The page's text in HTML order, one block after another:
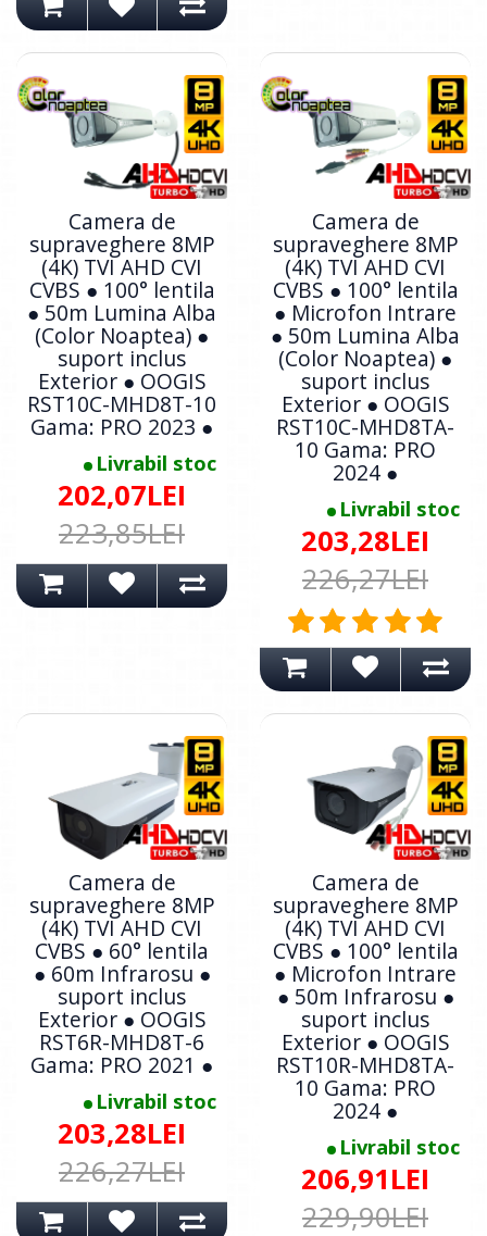
Camera de
supraveghere 8MP
(4K) TVI AHD CVI
CVBS ● 100° lentila
● 50m Lumina Alba
(Color Noaptea) ●
suport inclus
Exterior ● OOGIS
RST10C-MHD8T-10
Gama: PRO 2023 ●
Livrabil stoc
202,07LEI
223,85LEI
Camera de
supraveghere 8MP
(4K) TVI AHD CVI
CVBS ● 100° lentila
● Microfon Intrare
● 50m Lumina Alba
(Color Noaptea) ●
suport inclus
Exterior ● OOGIS
RST10C-MHD8TA-
10 Gama: PRO
2024 ●
Livrabil stoc
203,28LEI
226,27LEI
Camera de
supraveghere 8MP
(4K) TVI AHD CVI
CVBS ● 60° lentila
● 60m Infrarosu ●
suport inclus
Exterior ● OOGIS
RST6R-MHD8T-6
Gama: PRO 2021 ●
Livrabil stoc
203,28LEI
226,27LEI
Camera de
supraveghere 8MP
(4K) TVI AHD CVI
CVBS ● 100° lentila
● Microfon Intrare
● 50m Infrarosu ●
suport inclus
Exterior ● OOGIS
RST10R-MHD8TA-
10 Gama: PRO
2024 ●
Livrabil stoc
206,91LEI
229,90LEI